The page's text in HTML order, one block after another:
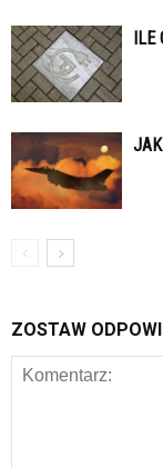
ZOSTAW